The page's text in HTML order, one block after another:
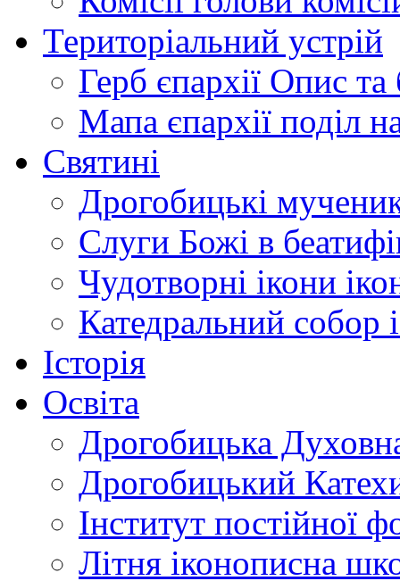
Територіальний устрій
Герб єпархії Опис та
Мапа єпархії поділ
Святині
Дрогобицькі
Слуги Божі в
Чудотворні ікони
Катедральний собор
Історія
Освіта
Дрогобицька
Дрогобицький
Інститут постійної
Літня іконописна